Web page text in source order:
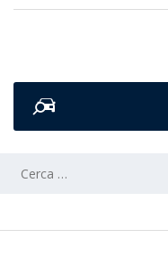
RICERCA